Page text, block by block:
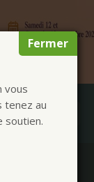
Fermer
vous
tenez au
soutien.